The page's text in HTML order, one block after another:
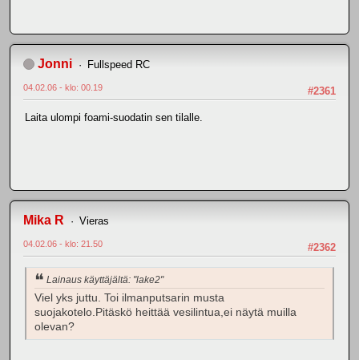
Jonni Fullspeed RC
#2361
04.02.06 - klo: 00.19
Laita ulompi foami-suodatin sen tilalle.
Mika R Vieras
#2362
04.02.06 - klo: 21.50
Lainaus käyttäjältä: "lake2"
Viel yks juttu. Toi ilmanputsarin musta
suojakotelo.Pitäskö heittää vesilintua,ei näytä muilla
olevan?